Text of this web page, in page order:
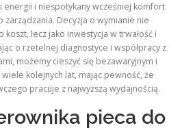
energii i niespotykany wcześniej komfort
Decyzja o wymianie nie
lecz jako inwestycja w trwałość i
o rzetelnej diagnostyce i współpracy z
możemy cieszyć się bezawaryjnym i
kolejnych lat, mając pewność, że
pracuje z najwyższą wydajnością.
pieca do